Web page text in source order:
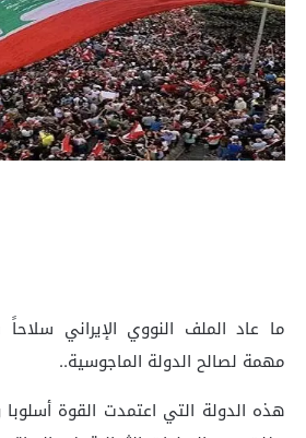
ما عاد الملف النووي الإيراني سلاحاً
مهمة لصالح الدولة الماجوسية..
هذه الدولة التي اعتمدت القوة أسلوبا